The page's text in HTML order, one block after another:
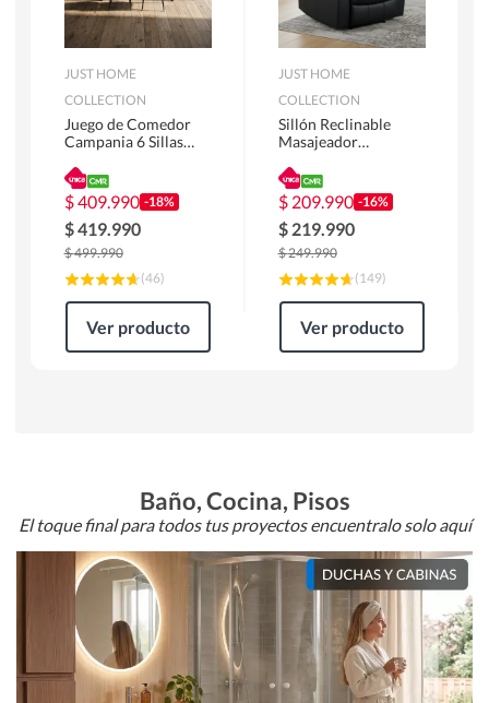
JUST HOME
COLLECTION
Juego de Comedor
Campania 6 Sillas
180 x 90 x 76 cm
Café
$409.990 -18%
$419.990
$499.990
(46)
Ver producto
JUST HOME
COLLECTION
Sillón Reclinable
Masajeador
Atlanta 91x101x94
cm Negro
$ 209.990 -16%
$ 219.990
$249.990
(149)
Ver producto
Baño, Cocina, Pisos
El toque final para todos tus proyectos encuentralo solo aquí